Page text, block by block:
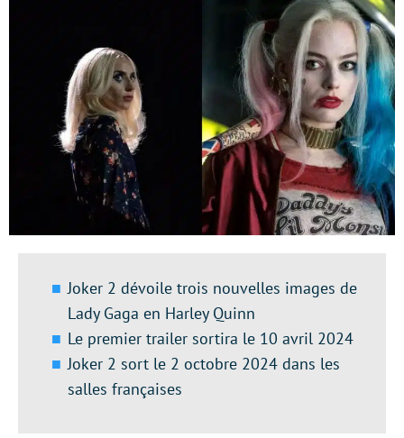
Joker 2 dévoile trois nouvelles images de
Lady Gaga en Harley Quinn
Le premier trailer sortira le 10 avril 2024
Joker 2 sort le 2 octobre 2024 dans les
salles françaises